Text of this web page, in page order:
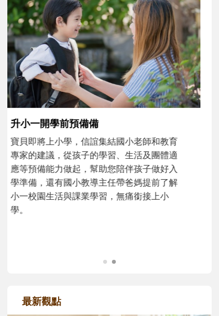
和孩子一起長大的那個男人│讀懂父親的
不同模樣
沒有人天生就擅長當爸爸！男人總是在一次
次「前所未有」的體驗中，跟著孩子一起長
大。從給予安全感的肢體遊戲，到獨立自
主、角色認同及解決問題的能力養成。爸爸
最新觀點